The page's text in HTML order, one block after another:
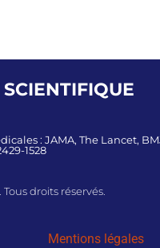
: JAMA, The Lancet,
1528
droits réservés.
Mentions légales